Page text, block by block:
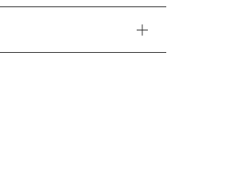
ます。首のスリットからの